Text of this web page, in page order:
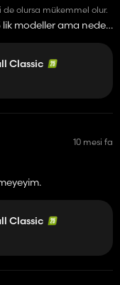
de olursa mükemmel olur.
lik modeller ama neden
Classic
10 mesi fa
Classic